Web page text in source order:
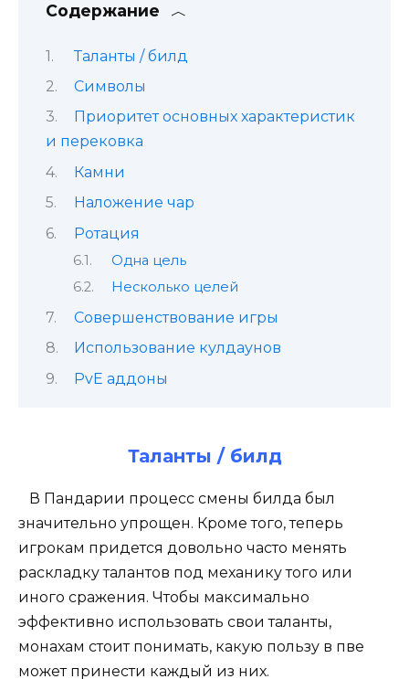
Содержание
Таланты / билд
Символы
Приоритет основных характеристик
и перековка
Камни
Наложение чар
Ротация
Одна цель
Несколько целей
Совершенствование игры
Использование кулдаунов
PvE аддоны
Таланты / билд
В Пандарии процесс смены билда был
значительно упрощен. Кроме того, теперь
игрокам придется довольно часто менять
раскладку талантов под механику того или
иного сражения. Чтобы максимально
эффективно использовать свои таланты,
монахам стоит понимать, какую пользу в пве
может принести каждый из них.